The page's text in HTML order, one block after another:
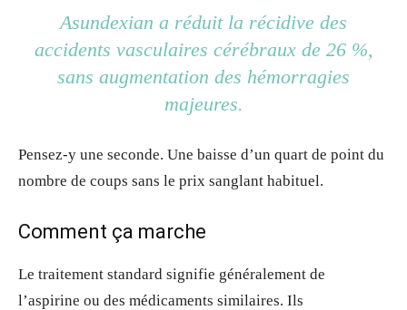
Asundexian a réduit la récidive des
accidents vasculaires cérébraux de 26 %,
sans augmentation des hémorragies
majeures.
Pensez-y une seconde. Une baisse d’un quart de point du
nombre de coups sans le prix sanglant habituel.
Comment ça marche
Le traitement standard signifie généralement de
l’aspirine ou des médicaments similaires. Ils